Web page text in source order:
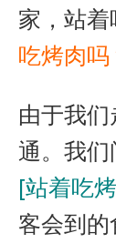
家，站着
吃烤肉吗
由于我
通。我
[站着吃
客会到